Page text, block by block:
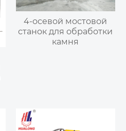
4-осевой мостовой
станок для обработки
камня